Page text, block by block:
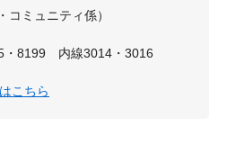
コミュニティ係）
・8199 内線3014・3016
こちら